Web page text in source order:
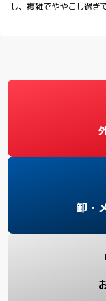
し、複雑でややこし過ぎ
卸・